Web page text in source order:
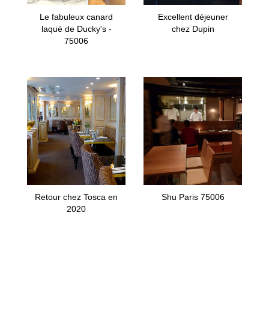
Le fabuleux canard
laqué de Ducky's -
75006
Excellent déjeuner
chez Dupin
Retour chez Tosca en
2020
Shu Paris 75006